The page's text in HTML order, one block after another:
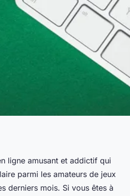
jeu de mots
ligne amusant et addictif qui
parmi les amateurs de jeux
derniers mois. Si vous êtes à